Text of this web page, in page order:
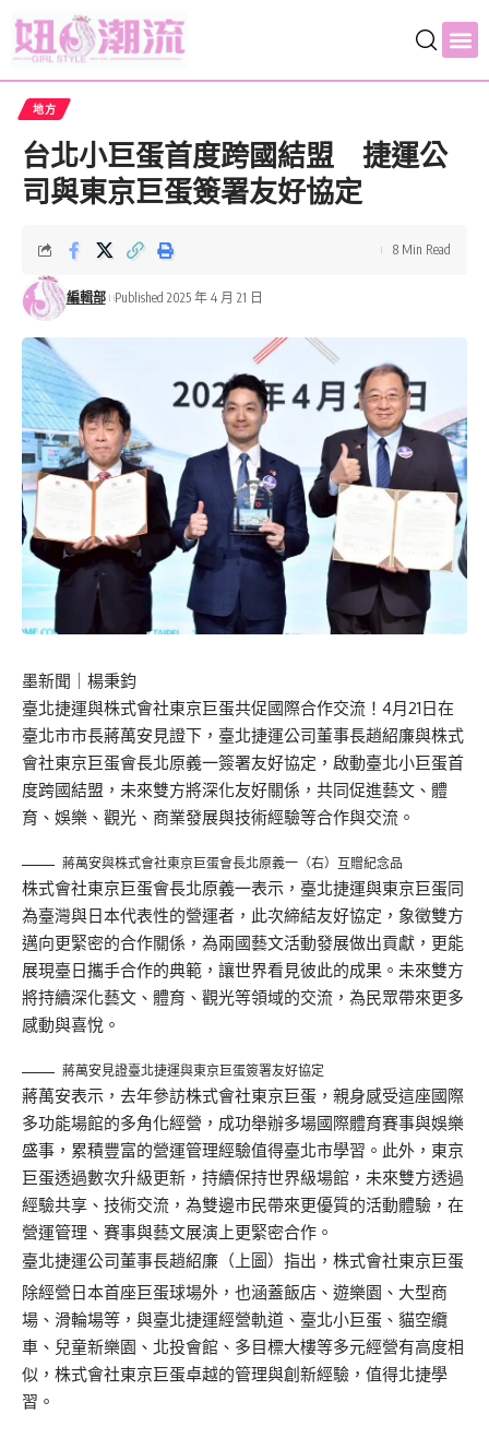
地方
台北小巨蛋首度跨國結盟 捷運公
司與東京巨蛋簽署友好協定
編輯部 Published 2025 年 4 月 21 日
8 Min Read
墨新聞
｜楊秉鈞
臺北捷運與株式會社東京巨蛋共促國際合作交流！4月21日在
臺北市市長蔣萬安見證下，臺北捷運公司董事長趙紹廉與株式
會社東京巨蛋會長北原義一簽署友好協定，啟動臺北小巨蛋首
度跨國結盟，未來雙方將深化友好關係，共同促進藝文、體
育、娛樂、觀光、商業發展與技術經驗等合作與交流。
蔣萬安與株式會社東京巨蛋會長北原義一（右）互贈紀念品
株式會社東京巨蛋會長北原義一表示，臺北捷運與東京巨蛋同
為臺灣與日本代表性的營運者，此次締結友好協定，象徵雙方
邁向更緊密的合作關係，為兩國藝文活動發展做出貢獻，更能
展現臺日攜手合作的典範，讓世界看見彼此的成果。未來雙方
將持續深化藝文、體育、觀光等領域的交流，為民眾帶來更多
感動與喜悅。
蔣萬安見證臺北捷運與東京巨蛋簽署友好協定
蔣萬安表示，去年參訪株式會社東京巨蛋，親身感受這座國際
多功能場館的多角化經營，成功舉辦多場國際體育賽事與娛樂
盛事，累積豐富的營運管理經驗值得臺北市學習。此外，東京
巨蛋透過數次升級更新，持續保持世界級場館，未來雙方透過
經驗共享、技術交流，為雙邊市民帶來更優質的活動體驗，在
營運管理、賽事與藝文展演上更緊密合作。
臺北捷運公司董事長趙紹廉（上圖）指出，株式會社東京巨蛋
除經營日本首座巨蛋球場外，也涵蓋飯店、遊樂園、大型商
場、滑輪場等，與臺北捷運經營軌道、臺北小巨蛋、貓空纜
車、兒童新樂園、北投會館、多目標大樓等多元經營有高度相
似，株式會社東京巨蛋卓越的管理與創新經驗，值得北捷學
習。